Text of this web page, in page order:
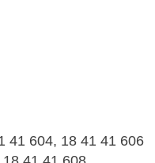
41 604, 18 41 41 606